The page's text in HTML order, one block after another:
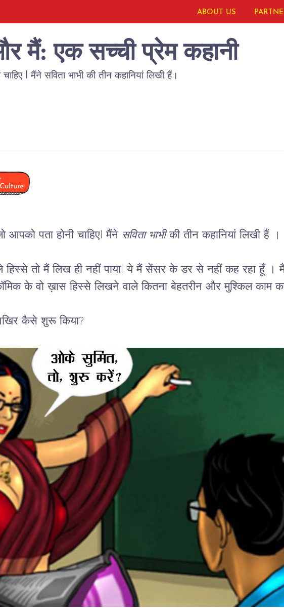
ABOUT US
मैं: एक सच्ची प्रेम कहानी
l मैंने सविता भाभी की तीन कहानियां लिखी हैं।
आपको पता होनी चाहिएl मैंने सविता भाभी की तीन कहानियां लिखी हैं ।
हिस्से तो मैं लिख ही नहीं पायाl ये मैं सेंसर के डर से नहीं कह रहा हूँ । मैं
के वो ख़ास हिस्से लिखने वाले कितना बेहतरीन और मुश्किल काम
कैसे शुरू किया?